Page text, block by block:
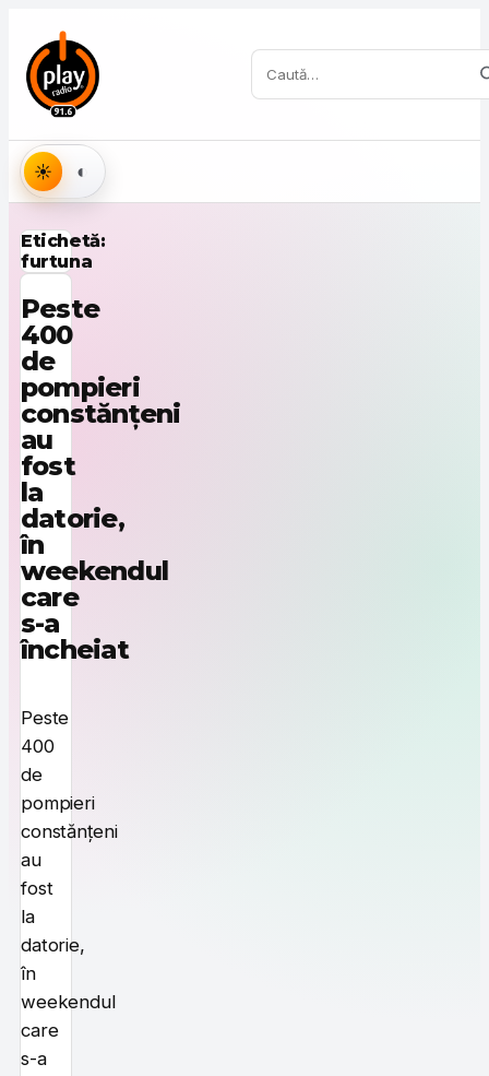
Caută:
Aspect
Etichetă:
furtuna
Peste
400
de
pompieri
constănțeni
au
fost
la
datorie,
în
weekendul
care
s-a
încheiat
Peste
400
de
pompieri
constănțeni
au
fost
la
datorie,
în
weekendul
care
s-a